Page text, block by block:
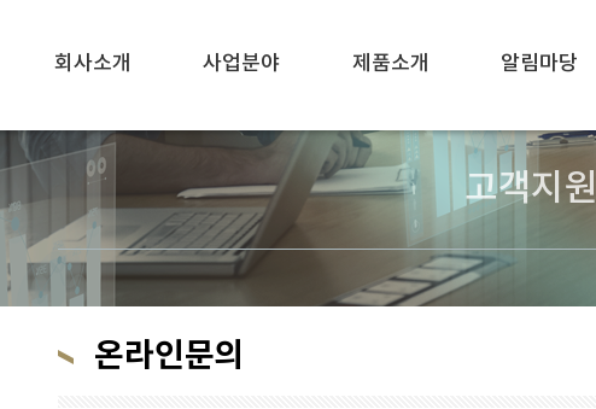
회사소개 사업분야 제품소개 알림마당
고객지원
온라인문의